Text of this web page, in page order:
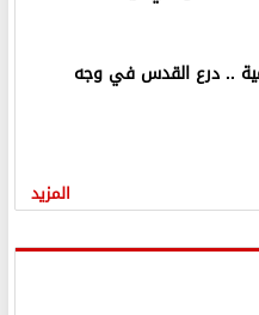
.. درع القدس في وجه
المزيد